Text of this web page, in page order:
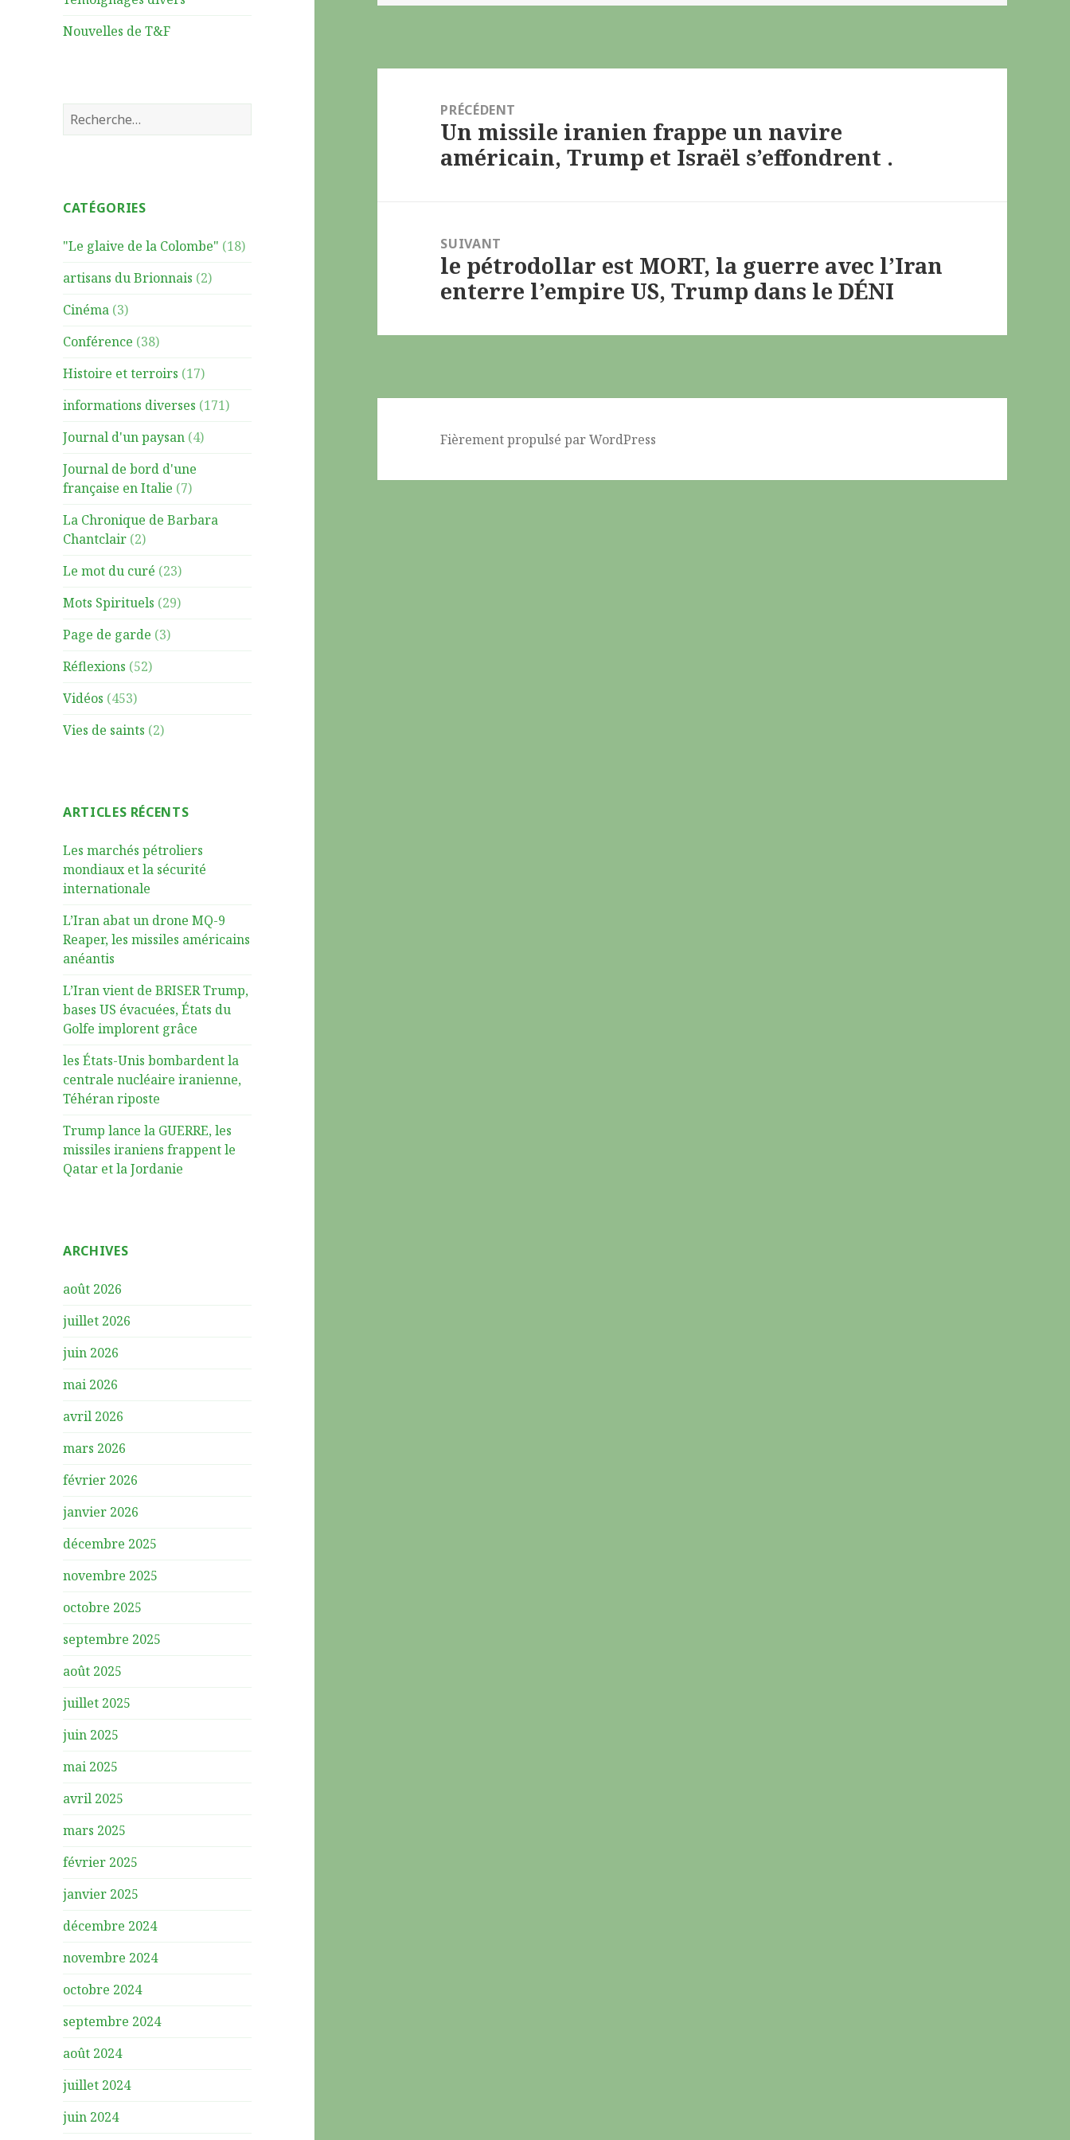
Nouvelles de T&F
R
e
r
h
r
CATÉGORIES
"Le glaive de la Colombe" (18)
artisans du Brionnais (2)
Cinéma (3)
Conférence (38)
Histoire et terroirs (17)
informations diverses (171)
Journal d'un paysan (4)
Journal de bord d'une
française en Italie (7)
La Chronique de Barbara
Chantclair (2)
Le mot du curé (23)
Mots Spirituels (29)
Page de garde (3)
Réflexions (52)
Vidéos (453)
Vies de saints (2)
ARTICLES RÉCENTS
Les marchés pétroliers
mondiaux et la sécurité
internationale
L’Iran abat un drone MQ-9
Reaper, les missiles américains
anéantis
L’Iran vient de BRISER Trump,
bases US évacuées, États du
Golfe implorent grâce
les États-Unis bombardent la
centrale nucléaire iranienne,
Téhéran riposte
Trump lance la GUERRE, les
missiles iraniens frappent le
Qatar et la Jordanie
ARCHIVES
août 2026
juillet 2026
juin 2026
mai 2026
avril 2026
mars 2026
février 2026
janvier 2026
décembre 2025
novembre 2025
octobre 2025
septembre 2025
août 2025
juillet 2025
juin 2025
mai 2025
avril 2025
mars 2025
février 2025
janvier 2025
décembre 2024
novembre 2024
octobre 2024
septembre 2024
août 2024
juillet 2024
juin 2024
l’article
PRÉCÉDENT
Article
précédent :
Un missile iranien frappe un navire
américain, Trump et Israël s’effondrent .
SUIVANT
Article
suivant :
le pétrodollar est MORT, la guerre avec l’Iran
enterre l’empire US, Trump dans le DÉNI
Fièrement propulsé par WordPress